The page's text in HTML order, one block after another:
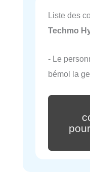
Liste des
Techmo
- Le
bémol la